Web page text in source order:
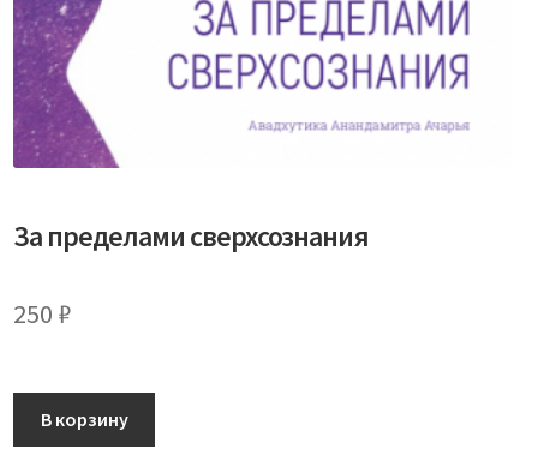
За пределами сверхсознания
250₽
В корзину